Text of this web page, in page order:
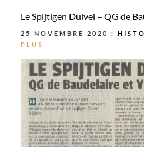
Le Spijtigen Duivel – QG de
25 NOVEMBRE 2020 :
PLUS